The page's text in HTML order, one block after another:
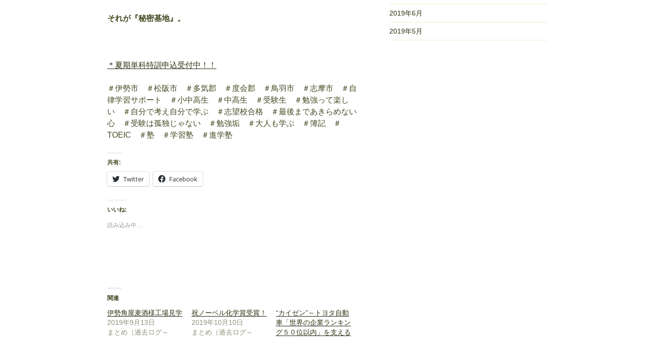
それが『秘密基地』。
＊夏期単科特訓申込受付中！！
＃伊勢市 ＃松阪市 ＃多気郡 ＃度会郡 ＃鳥羽市 ＃志摩市 ＃自
律学習サポート ＃小中高生 ＃中高生 ＃受験生 ＃勉強って楽し
い ＃自分で考え自分で学ぶ ＃志望校合格 ＃最後まであきらめない
心 ＃受験は孤独じゃない ＃勉強垢 ＃大人も学ぶ ＃簿記 ＃
TOEIC ＃塾 ＃学習塾 ＃進学塾
共有:
Twitter Facebook
いいね:
読み込み中…
関連
伊勢角屋麦酒様工場見学
2019年9月13日
まとめ（過去ログ～
祝ノーベル化学賞受賞！
2019年10月10日
まとめ（過去ログ～
“カイゼン”～トヨタ自動
車「世界の企業ランキン
グ５０位以内」を支える
2019年6月
2019年5月